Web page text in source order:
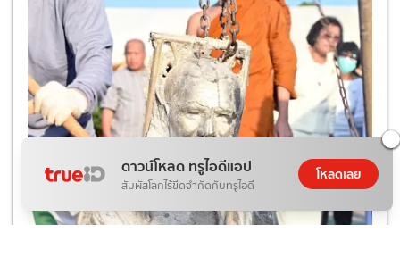
ดาวน์โหลด ทรูไอดีแอป
สัมผัสโลกไร้ขีดจำกัดกับทรูไอดี
โหลดเลย